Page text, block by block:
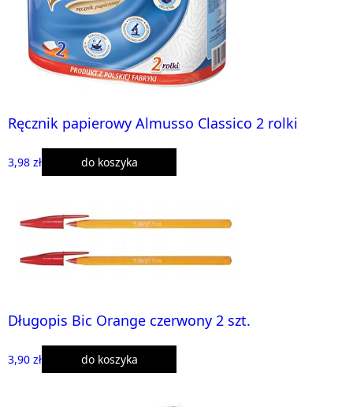
Ręcznik papierowy Almusso Classico 2 rolki
3,98 zł do koszyka
Długopis Bic Orange czerwony 2 szt.
3,90 zł do koszyka